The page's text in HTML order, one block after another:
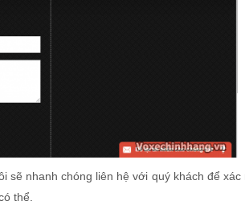
sẽ nhanh chóng liên hệ với quý khách để xác
thể.